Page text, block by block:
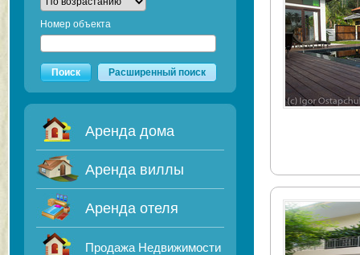
Номер объекта
Поиск Расширенный поиск
Аренда дома
Аренда виллы
Аренда отеля
Продажа Недвижимости